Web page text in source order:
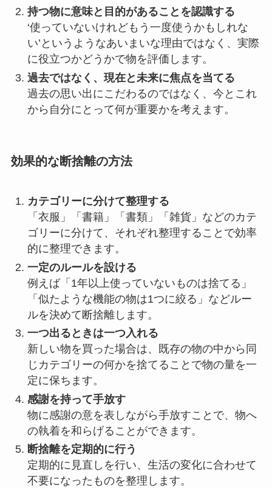
持つ物に意味と目的があることを認識する
‘使っていないけれどもう一度使うかもしれな
い’というようなあいまいな理由ではなく、実際
に役立つかどうかで物を評価します。
過去ではなく、現在と未来に焦点を当てる
過去の思い出にこだわるのではなく、今とこれ
から自分にとって何が重要かを考えます。
効果的な断捨離の方法
カテゴリーに分けて整理する
「衣服」「書籍」「書類」「雑貨」などのカテ
ゴリーに分けて、それぞれ整理することで効率
的に整理できます。
一定のルールを設ける
例えば「1年以上使っていないものは捨てる」
「似たような機能の物は1つに絞る」などルー
ルを決めて断捨離します。
一つ出るときは一つ入れる
新しい物を買った場合は、既存の物の中から同
じカテゴリーの何かを捨てることで物の量を一
定に保ちます。
感謝を持って手放す
物に感謝の意を表しながら手放すことで、物へ
の執着を和らげることができます。
断捨離を定期的に行う
定期的に見直しを行い、生活の変化に合わせて
不要になったものを整理します。